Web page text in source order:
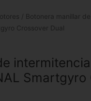
/ Botonera manillar
Crossover Dual